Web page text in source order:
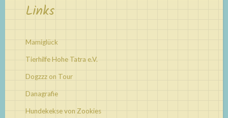
Links
Mamiglück
Tierhilfe Hohe Tatra e.V.
Dogzzz on Tour
Danagrafie
Hundekekse von Zookies